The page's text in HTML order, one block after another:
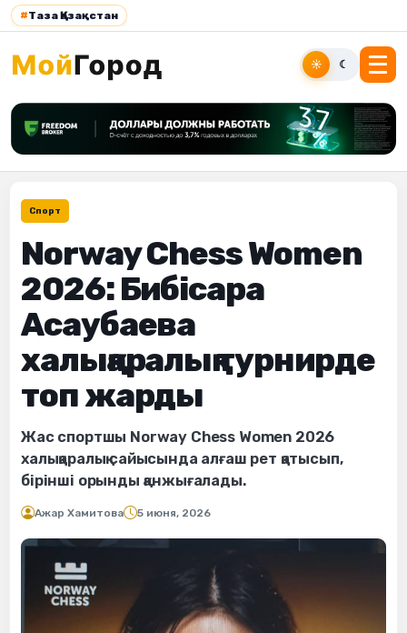
#Таза Қазақстан
☀ ☾
Спорт
Norway Chess Women
2026: Бибісара
Асаубаева
халықаралық турнирде
топ жарды
Жас спортшы Norway Chess Women 2026
халықаралық сайысында алғаш рет қатысып,
бірінші орынды қанжығалады.
Ажар Хамитова 5 июня, 2026